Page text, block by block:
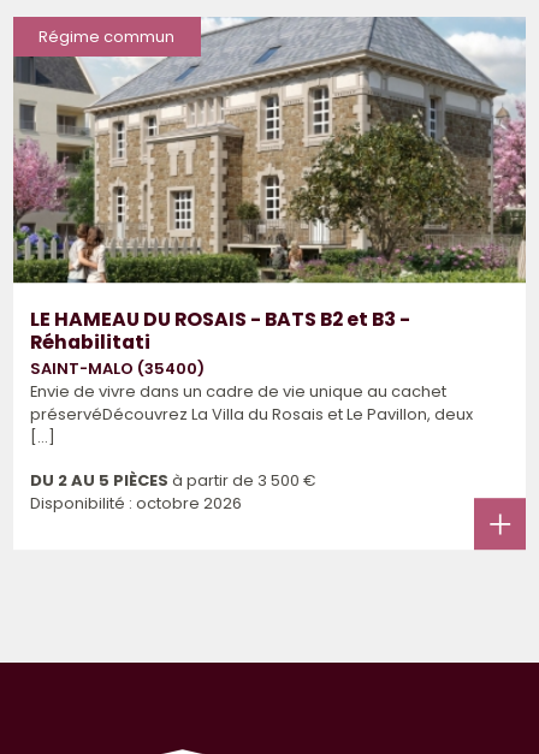
Régime commun
LE HAMEAU DU ROSAIS - BATS B2 et B3 -
Réhabilitati
SAINT-MALO (35400)
Envie de vivre dans un cadre de vie unique au cachet
préservéDécouvrez La Villa du Rosais et Le Pavillon, deux
[...]
DU 2 AU 5 PIÈCES à partir de 3 500 €
Disponibilité : octobre 2026